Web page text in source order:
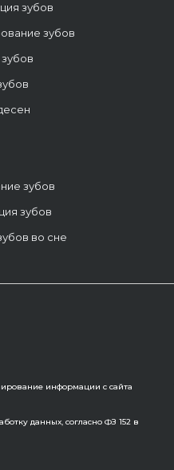
зубов
зубов
зубов
зубов
во сне
информации с сайта
данных, согласно ФЗ 152 в